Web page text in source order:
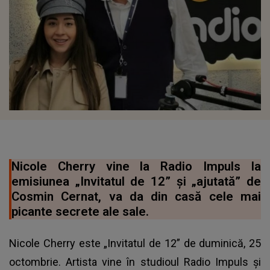
Nicole Cherry vine la Radio Impuls la
emisiunea „Invitatul de 12” și „ajutată” de
Cosmin Cernat, va da din casă cele mai
picante secrete ale sale.
Nicole Cherry este „Invitatul de 12” de duminică, 25
octombrie. Artista vine în studioul Radio Impuls și